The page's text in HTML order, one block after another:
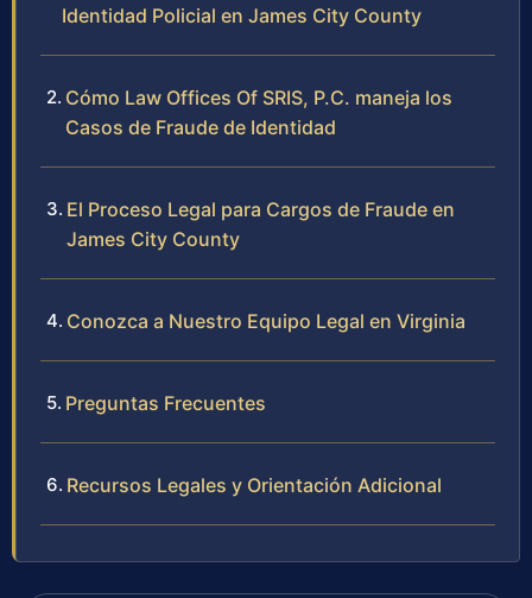
Identidad Policial en James City County
Cómo Law Offices Of SRIS, P.C. maneja los
Casos de Fraude de Identidad
El Proceso Legal para Cargos de Fraude en
James City County
Conozca a Nuestro Equipo Legal en Virginia
Preguntas Frecuentes
Recursos Legales y Orientación Adicional